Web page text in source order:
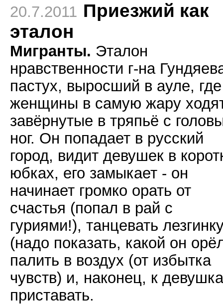
20.7.2011 Приезжий как
эталон
Мигранты. Эталон
нравственности г-на
пастух, выросший в ауле, где
женщины в самую жару
завёрнутые в тряпьё с
ног. Он попадает в русский
город, видит девушек в
юбках, его замыкает - он
начинает громко орать от
счастья (попал в рай с
гуриями!), танцевать
(надо показать, какой он
палить в воздух (от избытка
чувств) и, наконец, к
приставать.